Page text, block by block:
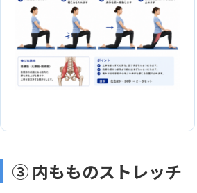
③ 内もものストレッチ